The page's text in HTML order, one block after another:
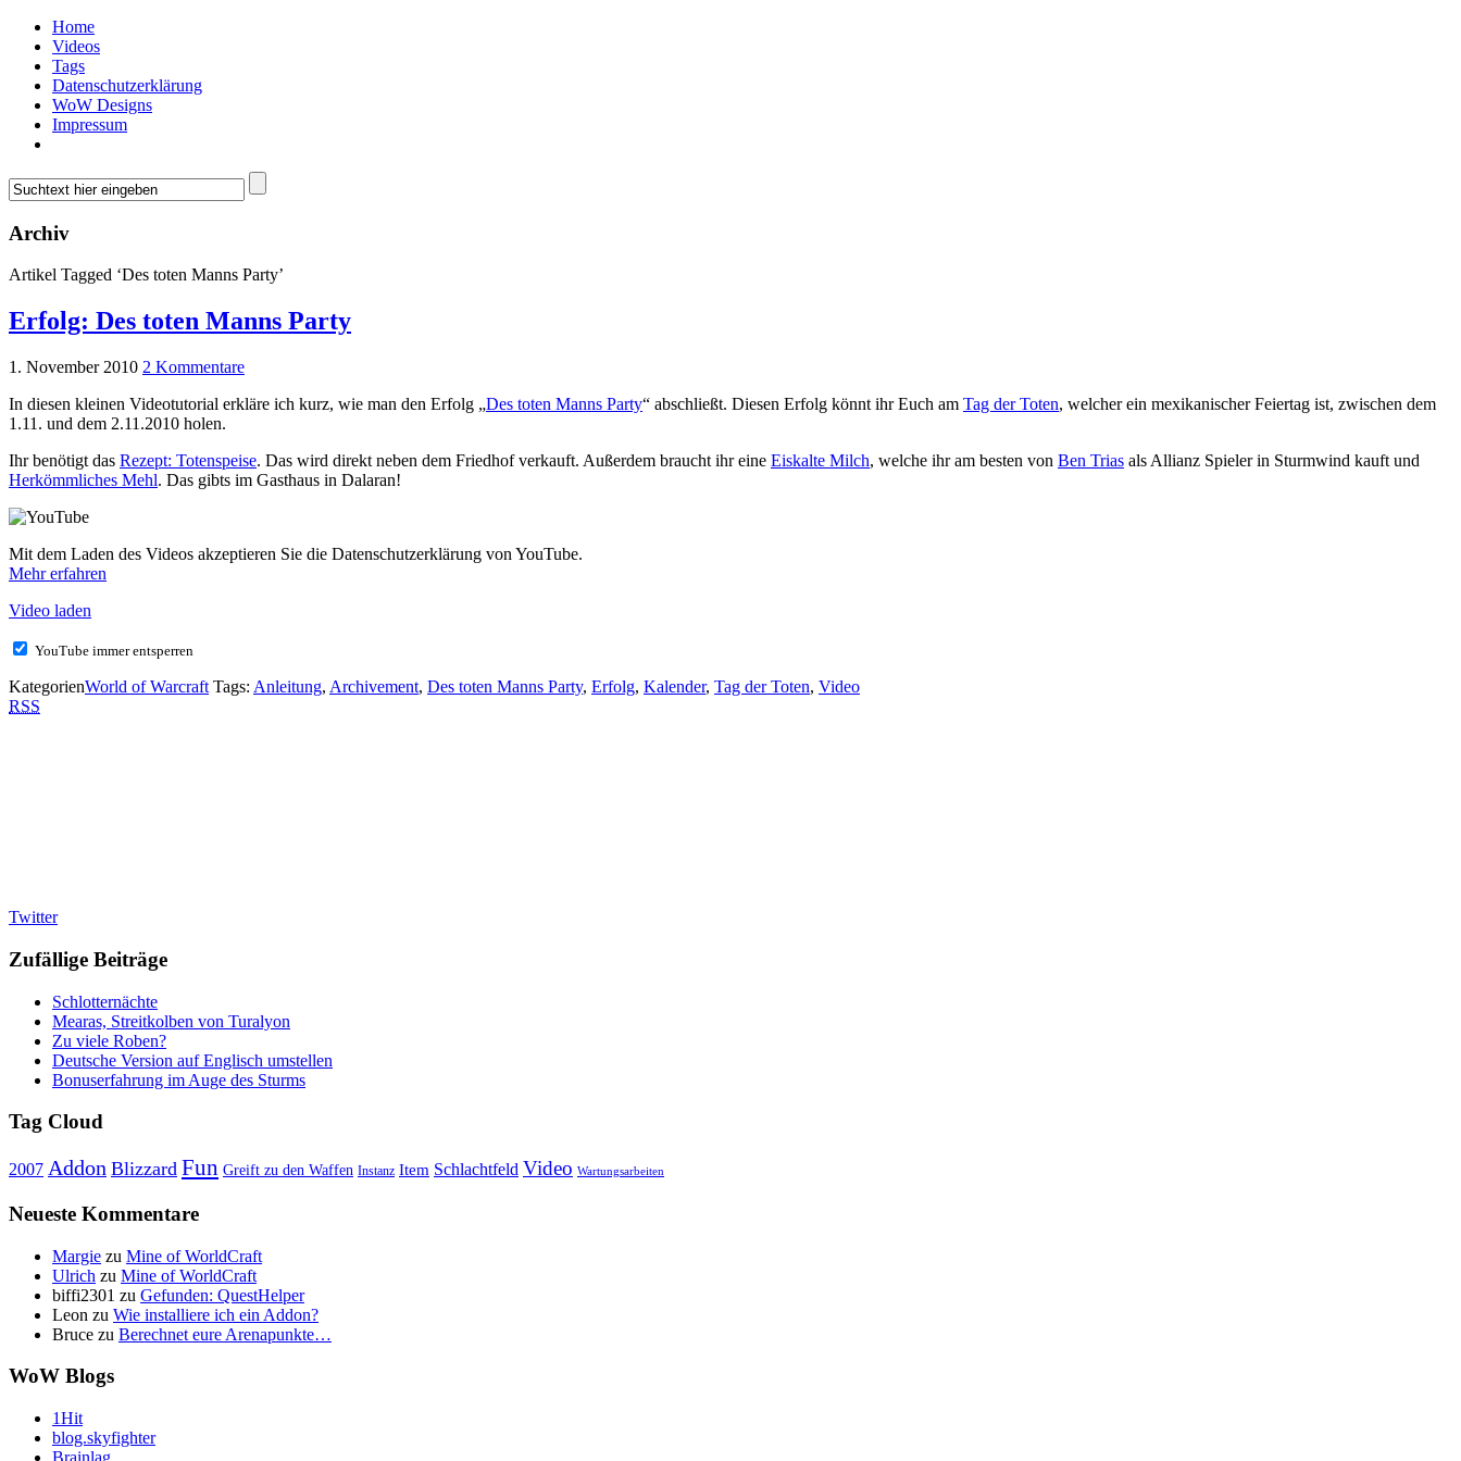
Home
Videos
Tags
Datenschutzerklärung
WoW Designs
Impressum
Archiv
Artikel Tagged ‘Des toten Manns Party’
Erfolg: Des toten Manns Party
1. November 2010 2 Kommentare
In diesen kleinen Videotutorial erkläre ich kurz, wie man den Erfolg „Des toten Manns Party“ abschließt. Diesen Erfolg könnt ihr Euch am Tag der Toten, welcher ein mexikanischer Feiertag ist, zwischen dem
1.11. und dem 2.11.2010 holen.
Ihr benötigt das Rezept: Totenspeise. Das wird direkt neben dem Friedhof verkauft. Außerdem braucht ihr eine Eiskalte Milch, welche ihr am besten von Ben Trias als Allianz Spieler in Sturmwind kauft und
Herkömmliches Mehl. Das gibts im Gasthaus in Dalaran!
Mit dem Laden des Videos akzeptieren Sie die Datenschutzerklärung von YouTube.
Mehr erfahren
Video laden
YouTube immer entsperren
KategorienWorld of Warcraft Tags: Anleitung, Archivement, Des toten Manns Party, Erfolg, Kalender, Tag der Toten, Video
RSS
Twitter
Zufällige Beiträge
Schlotternächte
Mearas, Streitkolben von Turalyon
Zu viele Roben?
Deutsche Version auf Englisch umstellen
Bonuserfahrung im Auge des Sturms
Tag Cloud
2007 Addon Blizzard Fun Greift zu den Waffen Instanz Item Schlachtfeld Video Wartungsarbeiten
Neueste Kommentare
Margie zu Mine of WorldCraft
Ulrich zu Mine of WorldCraft
biffi2301 zu Gefunden: QuestHelper
Leon zu Wie installiere ich ein Addon?
Bruce zu Berechnet eure Arenapunkte…
WoW Blogs
1Hit
blog.skyfighter
Brainlag